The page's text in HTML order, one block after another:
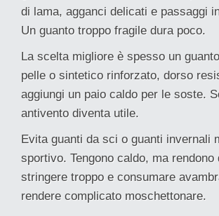
di lama, agganci delicati e passaggi
Un guanto troppo fragile dura poco.
La scelta migliore è spesso un
pelle o sintetico rinforzato, dorso
aggiungi un paio caldo per le soste.
antivento diventa utile.
Evita guanti da sci o guanti invernali
sportivo. Tengono caldo, ma
stringere troppo e consumare
rendere complicato moschettonare.